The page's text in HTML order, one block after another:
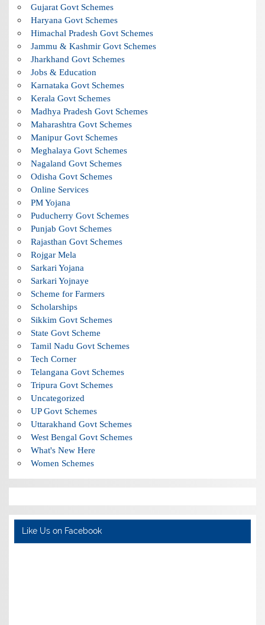
Gujarat Govt Schemes
Haryana Govt Schemes
Himachal Pradesh Govt Schemes
Jammu & Kashmir Govt Schemes
Jharkhand Govt Schemes
Jobs & Education
Karnataka Govt Schemes
Kerala Govt Schemes
Madhya Pradesh Govt Schemes
Maharashtra Govt Schemes
Manipur Govt Schemes
Meghalaya Govt Schemes
Nagaland Govt Schemes
Odisha Govt Schemes
Online Services
PM Yojana
Puducherry Govt Schemes
Punjab Govt Schemes
Rajasthan Govt Schemes
Rojgar Mela
Sarkari Yojana
Sarkari Yojnaye
Scheme for Farmers
Scholarships
Sikkim Govt Schemes
State Govt Scheme
Tamil Nadu Govt Schemes
Tech Corner
Telangana Govt Schemes
Tripura Govt Schemes
Uncategorized
UP Govt Schemes
Uttarakhand Govt Schemes
West Bengal Govt Schemes
What's New Here
Women Schemes
Like Us on Facebook